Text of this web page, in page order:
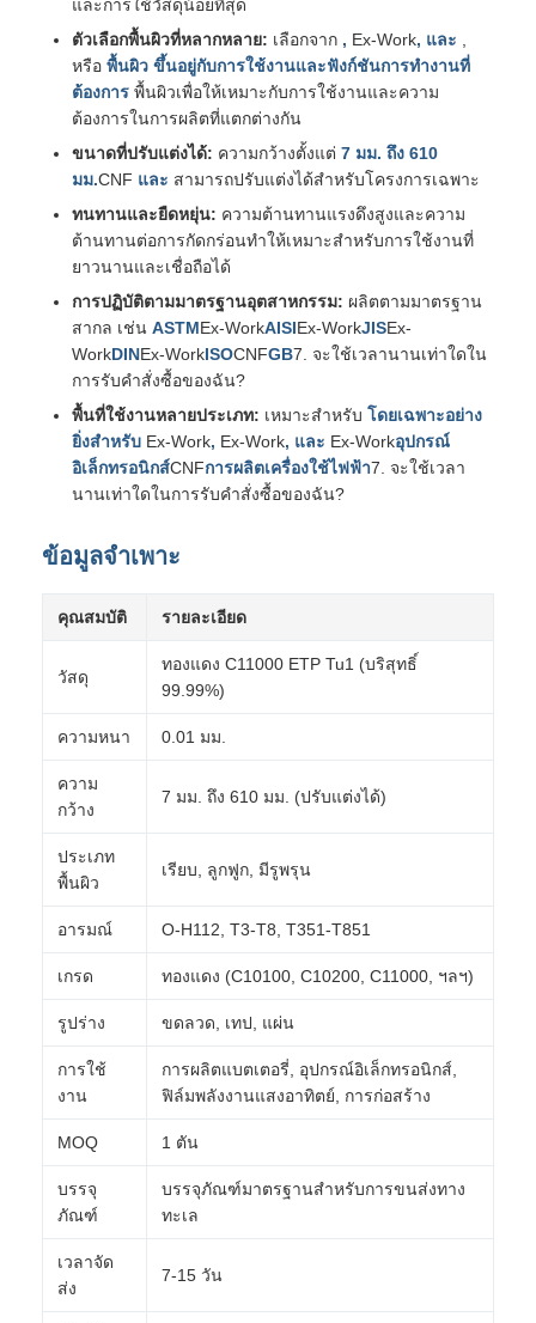
และการใช้วัสดุน้อยที่สุด
ตัวเลือกพื้นผิวที่หลากหลาย: เลือกจาก , Ex-Work, และ
หรือ พื้นผิว ขึ้นอยู่กับการใช้งานและฟังก์ชันการทำงานที่
ต้องการ พื้นผิวเพื่อให้เหมาะกับการใช้งานและความ
ต้องการในการผลิตที่แตกต่างกัน
ขนาดที่ปรับแต่งได้: ความกว้างตั้งแต่ 7 มม. ถึง 610
มม.CNF และ สามารถปรับแต่งได้สำหรับโครงการเฉพาะ
ทนทานและยืดหยุ่น: ความต้านทานแรงดึงสูงและความ
ต้านทานต่อการกัดกร่อนทำให้เหมาะสำหรับการใช้งานที่
ยาวนานและเชื่อถือได้
การปฏิบัติตามมาตรฐานอุตสาหกรรม: ผลิตตามมาตรฐาน
สากล เช่น ASTMEx-WorkAISIEx-WorkJISEx-
WorkDINEx-WorkISOCNFGB7. จะใช้เวลานานเท่าใดใน
การรับคำสั่งซื้อของฉัน?
พื้นที่ใช้งานหลายประเภท: เหมาะสำหรับ โดยเฉพาะอย่าง
ยิ่งสำหรับ Ex-Work, Ex-Work, และ Ex-Workอุปกรณ์
อิเล็กทรอนิกส์CNFการผลิตเครื่องใช้ไฟฟ้า7. จะใช้เวลา
นานเท่าใดในการรับคำสั่งซื้อของฉัน?
ข้อมูลจำเพาะ
คุณสมบัติ รายละเอียด
วัสดุ
ทองแดง C11000 ETP Tu1 (บริสุทธิ์
99.99%)
ความหนา 0.01 มม.
ความ
กว้าง
7 มม. ถึง 610 มม. (ปรับแต่งได้)
ประเภท
พื้นผิว
เรียบ, ลูกฟูก, มีรูพรุน
อารมณ์ O-H112, T3-T8, T351-T851
เกรด ทองแดง (C10100, C10200, C11000, ฯลฯ)
รูปร่าง ขดลวด, เทป, แผ่น
การใช้
งาน
การผลิตแบตเตอรี่, อุปกรณ์อิเล็กทรอนิกส์,
ฟิล์มพลังงานแสงอาทิตย์, การก่อสร้าง
MOQ 1 ตัน
บรรจุ
ภัณฑ์
บรรจุภัณฑ์มาตรฐานสำหรับการขนส่งทาง
ทะเล
เวลาจัด
ส่ง
7-15 วัน